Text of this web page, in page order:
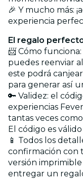
🎉 Y mucho más:
experiencia
El regalo
📨 Cómo
puedes reenviar
este podrá
para generar así
🔑 Validez: el
experiencias
tantas veces
El código es válido
📱 Todos los
confirmación con
versión
entregar un